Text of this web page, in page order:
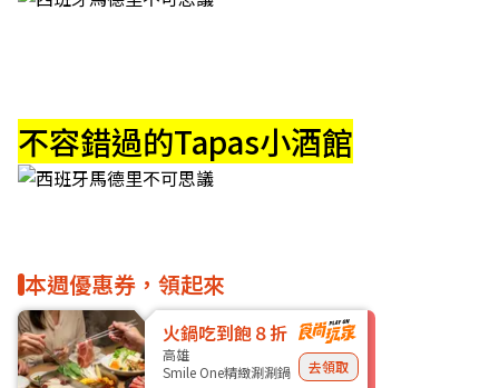
不容錯過的Tapas小酒館
本週優惠券，領起來
火鍋吃到飽８折
高雄
Smile One精緻涮涮鍋
去領取